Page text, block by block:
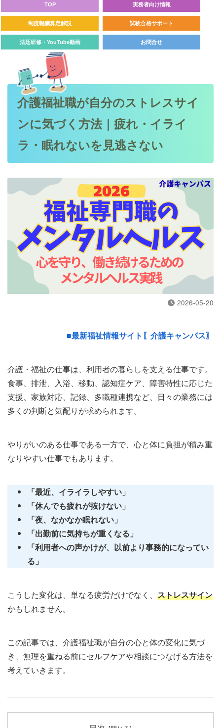
TOP 実務者向け情報
制度報酬算定解説 試験合格サポート
法廷研修・YouTube動画 お問合せ
介護福祉職が自分のストレスサイ
ンに気づく方法｜疲れ・イライ
ラ・眠れないを見逃さない
2026-05-20
■最新福祉情報サイト〖介護キャンパス〗
介護・福祉の仕事は、利用者の暮らしを支える仕事です。
食事、排泄、入浴、移動、認知症ケア、障害特性に応じた
支援、家族対応、記録、多職種連携など、日々の業務には
多くの判断と気配りが求められます。
やりがいのある仕事である一方で、心と体に負担が積み重
なりやすい仕事でもあります。
「最近、イライラしやすい」
「休んでも疲れが抜けない」
「夜、なかなか眠れない」
「出勤前に気持ちが重くなる」
「利用者への声かけが、以前より事務的になってい
る」
こうした変化は、単なる疲労だけでなく、 ストレスサイン
かもしれません。
この記事では、介護福祉職が自分の心と体の変化に気づ
き、無理を重ねる前にセルフケアや相談につなげる方法を
考えていきます。